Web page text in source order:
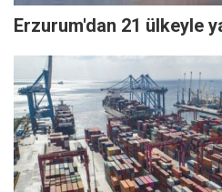
Erzurum'dan 21 ülkeyle